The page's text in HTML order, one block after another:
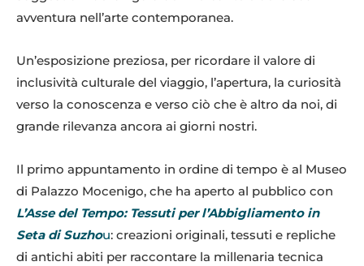
avventura nell’arte contemporanea.
Un’esposizione preziosa, per ricordare il valore di
inclusività culturale del viaggio, l’apertura, la curiosità
verso la conoscenza e verso ciò che è altro da noi, di
grande rilevanza ancora ai giorni nostri.
Il primo appuntamento in ordine di tempo è al Museo
di Palazzo Mocenigo, che ha aperto al pubblico con
L’Asse del Tempo: Tessuti per l’Abbigliamento in
Seta di Suzhou: creazioni originali, tessuti e repliche
di antichi abiti per raccontare la millenaria tecnica